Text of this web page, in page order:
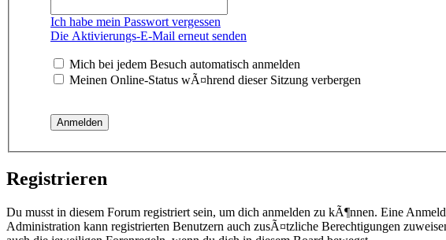
Ich habe mein Passwort vergessen
Die Aktivierungs-E-Mail erneut senden
Mich bei jedem Besuch automatisch anmelden
Meinen Online-Status wÃ¤hrend dieser Sitzung verbergen
Registrieren
Du musst in diesem Forum registriert sein, um dich anmelden zu kÃ¶nnen. Eine
Administration kann registrierten Benutzern auch zusÃ¤tzliche Berechtigungen